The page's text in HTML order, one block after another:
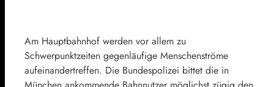
Am Hauptbahnhof werden vor allem zu
Schwerpunktzeiten gegenläufige Menschenströme
aufeinandertreffen. Die Bundespolizei bittet die in